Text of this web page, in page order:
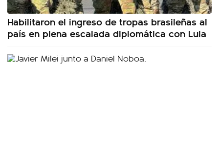
Habilitaron el ingreso de tropas brasileñas al
país en plena escalada diplomática con Lula